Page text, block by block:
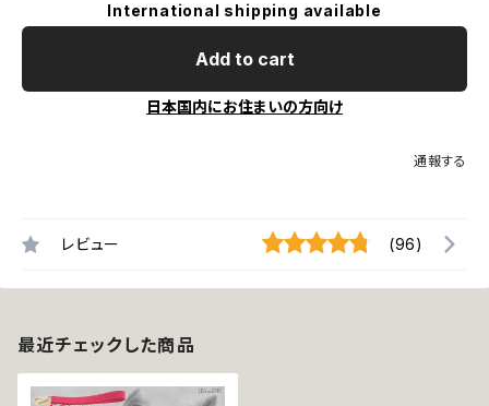
International shipping available
Add to cart
日本国内にお住まいの方向け
通報する
レビュー (96)
最近チェックした商品